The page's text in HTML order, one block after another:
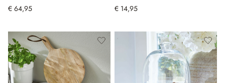
€ 64,95 € 14,95